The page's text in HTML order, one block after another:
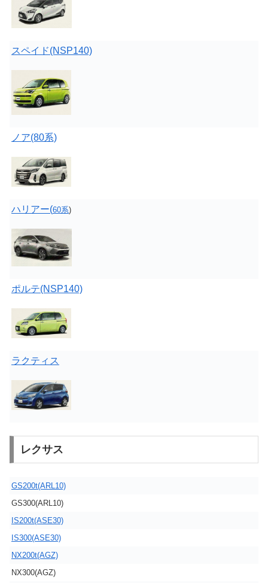
スペイド(NSP140)
ノア(80系)
ハリアー(60系)
ポルテ(NSP140)
ラクティス
レクサス
GS200t(ARL10)
GS300(ARL10)
IS200t(ASE30)
IS300(ASE30)
NX200t(AGZ)
NX300(AGZ)